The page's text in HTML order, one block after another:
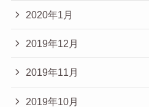
2020年1月
2019年12月
2019年11月
2019年10月